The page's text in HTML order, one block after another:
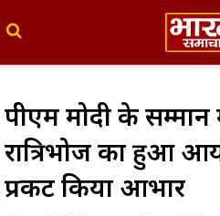
पीएम मोदी के सम्मान
रात्रिभोज का हुआ
प्रकट किया आभार